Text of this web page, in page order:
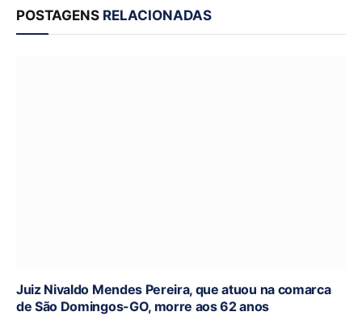
POSTAGENS RELACIONADAS
Juiz Nivaldo Mendes Pereira, que atuou na comarca
de São Domingos-GO, morre aos 62 anos